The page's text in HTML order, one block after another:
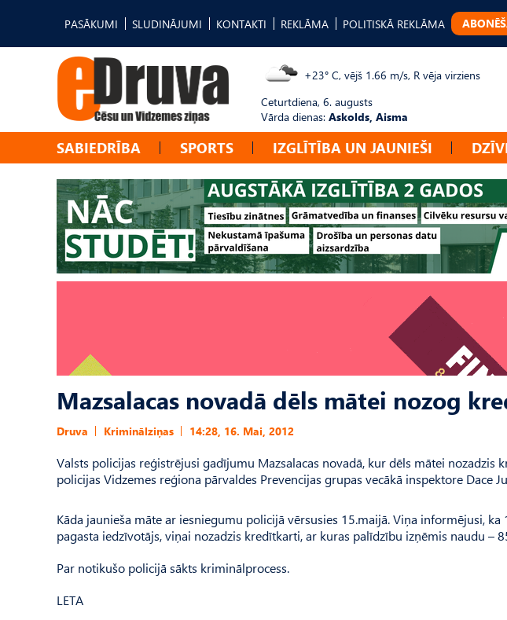
PASĀKUMI SLUDINĀJUMI KONTAKTI REKLĀMA POLITISKĀ REKLĀMA
+23° C, vējš 1.66 m/s, R vēja virziens
Ceturtdiena, 6. augusts
Vārda dienas: Askolds, Aisma
SABIEDRĪBA SPORTS IZGLĪTĪBA UN JAUNIEŠI
Mazsalacas novadā dēls mātei nozog
Druva Kriminālziņas 14:28, 16. Mai, 2012
Valsts policijas reģistrējusi gadījumu Mazsalacas novadā, kur dēls mātei nozadzis
policijas Vidzemes reģiona pārvaldes Prevencijas grupas vecākā inspektore Dace
Kāda jaunieša māte ar iesniegumu policijā vērsusies 15.maijā. Viņa informējusi, ka
pagasta iedzīvotājs, viņai nozadzis kredītkarti, ar kuras palīdzību izņēmis naudu –
Par notikušo policijā sākts kriminālprocess.
LETA